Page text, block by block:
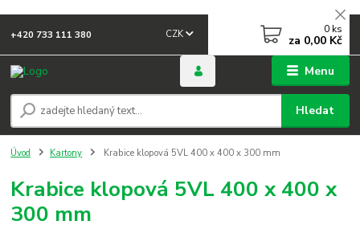
Menu
CZK
Hledat
+420 733 111 380 0 ks
za 0,00 Kč
Úvod Kartony Krabice klopová 5VL 400 x 400 x 300 mm
Krabice klopová 5VL 400 x 400 x
300 mm